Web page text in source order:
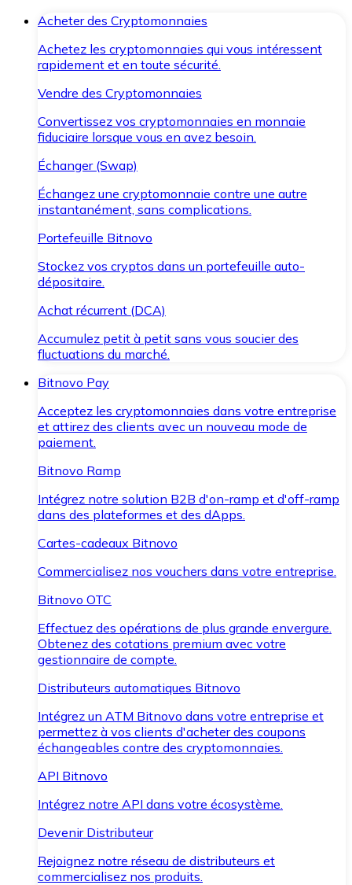
Acheter des Cryptomonnaies
Achetez les cryptomonnaies qui vous intéressent
rapidement et en toute sécurité.
Vendre des Cryptomonnaies
Convertissez vos cryptomonnaies en monnaie
fiduciaire lorsque vous en avez besoin.
Échanger (Swap)
Échangez une cryptomonnaie contre une autre
instantanément, sans complications.
Portefeuille Bitnovo
Stockez vos cryptos dans un portefeuille auto-
dépositaire.
Achat récurrent (DCA)
Accumulez petit à petit sans vous soucier des
fluctuations du marché.
Bitnovo Pay
Acceptez les cryptomonnaies dans votre entreprise
et attirez des clients avec un nouveau mode de
paiement.
Bitnovo Ramp
Intégrez notre solution B2B d'on-ramp et d'off-ramp
dans des plateformes et des dApps.
Cartes-cadeaux Bitnovo
Commercialisez nos vouchers dans votre entreprise.
Bitnovo OTC
Effectuez des opérations de plus grande envergure.
Obtenez des cotations premium avec votre
gestionnaire de compte.
Distributeurs automatiques Bitnovo
Intégrez un ATM Bitnovo dans votre entreprise et
permettez à vos clients d'acheter des coupons
échangeables contre des cryptomonnaies.
API Bitnovo
Intégrez notre API dans votre écosystème.
Devenir Distributeur
Rejoignez notre réseau de distributeurs et
commercialisez nos produits.